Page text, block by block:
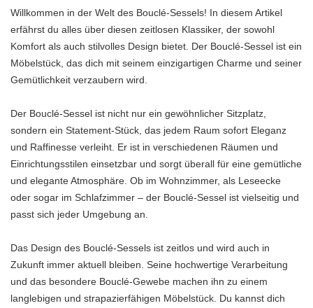
Willkommen in der Welt des Bouclé-Sessels! In diesem Artikel
erfährst du alles über diesen zeitlosen Klassiker, der sowohl
Komfort als auch stilvolles Design bietet. Der Bouclé-Sessel ist ein
Möbelstück, das dich mit seinem einzigartigen Charme und seiner
Gemütlichkeit verzaubern wird.
Der Bouclé-Sessel ist nicht nur ein gewöhnlicher Sitzplatz,
sondern ein Statement-Stück, das jedem Raum sofort Eleganz
und Raffinesse verleiht. Er ist in verschiedenen Räumen und
Einrichtungsstilen einsetzbar und sorgt überall für eine gemütliche
und elegante Atmosphäre. Ob im Wohnzimmer, als Leseecke
oder sogar im Schlafzimmer – der Bouclé-Sessel ist vielseitig und
passt sich jeder Umgebung an.
Das Design des Bouclé-Sessels ist zeitlos und wird auch in
Zukunft immer aktuell bleiben. Seine hochwertige Verarbeitung
und das besondere Bouclé-Gewebe machen ihn zu einem
langlebigen und strapazierfähigen Möbelstück. Du kannst dich